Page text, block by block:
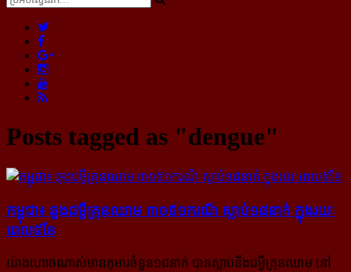
Posts tagged as "dengue"
កម្ពុជា៖ ឆ្លង​ជម្ងឺ​គ្រុន​ឈាម ៣០៥១​ករណី ស្លាប់​១៨​នាក់ ក្នុង​រយៈ​
ពេល​៥​ខែ
យ៉ាងហោចណាស់មានកុមារចំនួន១៨នាក់ បានស្លាប់នឹងជម្ងឺគ្រុនឈាម នៅ